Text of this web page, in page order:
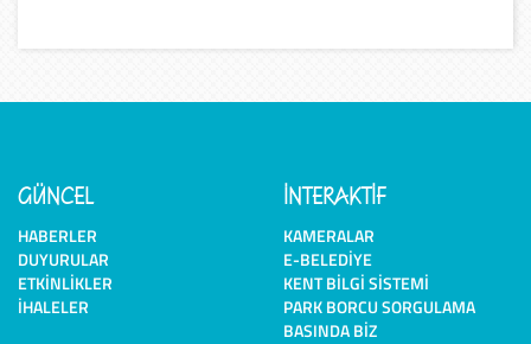
GÜNCEL
HABERLER
DUYURULAR
ETKINLIKLER
İHALELER
İNTERAKTİF
KAMERALAR
E-BELEDIYE
KENT BILGI SISTEMI
PARK BORCU SORGULAMA
BASINDA BIZ